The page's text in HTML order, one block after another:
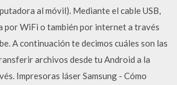
al móvil). Mediante el cable USB,
por WiFi o también por internet a través
A continuación te decimos cuáles son las
archivos desde tu Android a la
Impresoras láser Samsung - Cómo